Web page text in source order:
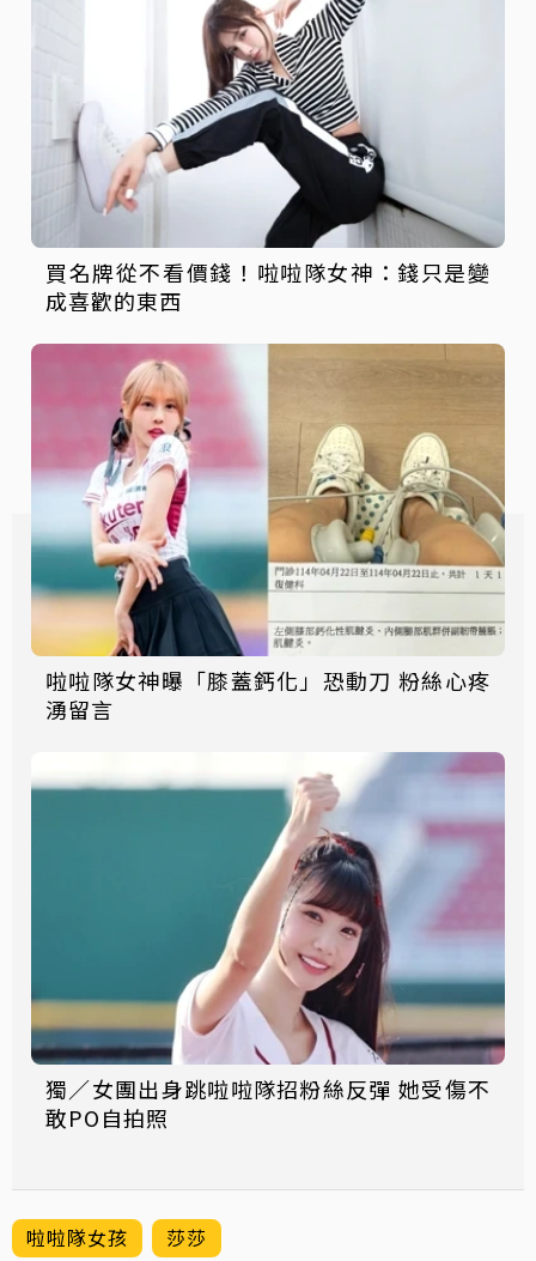
買名牌從不看價錢！啦啦隊女神：錢只是變
成喜歡的東西
啦啦隊女神曝「膝蓋鈣化」恐動刀 粉絲心疼
湧留言
獨／女團出身跳啦啦隊招粉絲反彈 她受傷不
敢PO自拍照
啦啦隊女孩 莎莎